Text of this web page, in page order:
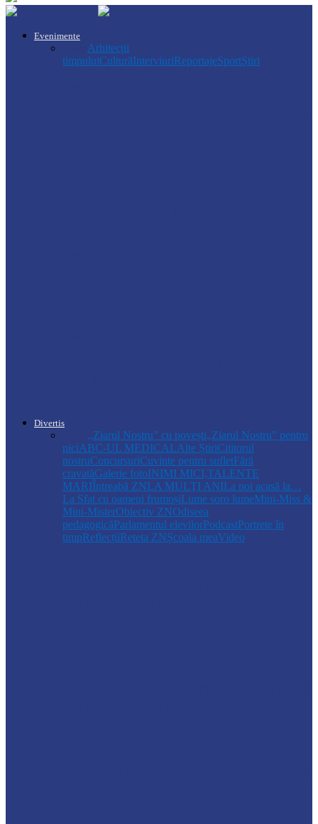
Evenimente
Arhitecții
timpuluiCulturăInterviuriReportajeSportȘtiri
Divertis
,,Ziarul Nostru” cu povești„Ziarul Nostru” pentru
piciABC-UL MEDICALAlte ȘtiriCititorul
nostruConcursuriCuvinte pentru sufletFără
cravatăGalerie fotoINIMI MICI,TALENTE
MARIÎntreabă ZNLA MULŢI ANILa noi acasă la…
La Sfat cu oameni frumoșiLume soro lumeMini-Miss &
Mini-MisterObiectiv ZNOdiseea
pedagogicăParlamentul elevilorPodcastPortrete în
timpReflecțiiReteta ZNȘcoala meaVideo